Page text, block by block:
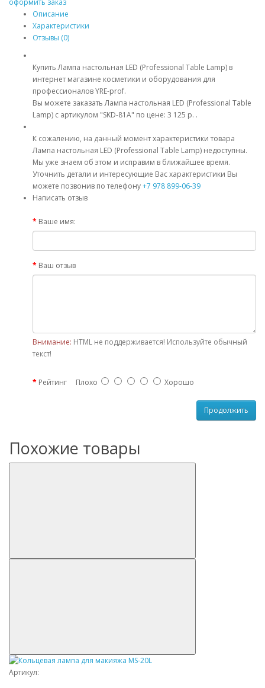
Описание
Характеристики
Отзывы (0)
Купить Лампа настольная LED (Professional Table Lamp) в
интернет магазине косметики и оборудования для
профессионалов YRE-prof.
Вы можете заказать Лампа настольная LED (Professional Table
Lamp) с артикулом "SKD-81A" по цене: 3 125 р. .
К сожалению, на данный момент характеристики товара
Лампа настольная LED (Professional Table Lamp) недоступны.
Мы уже знаем об этом и исправим в ближайшее время.
Уточнить детали и интересующие Вас характеристики Вы
можете позвонив по телефону+7 978 899-06-39
Написать отзыв
Ваше имя:
Ваш отзыв
Внимание: HTML не поддерживается! Используйте обычный
текст!
Рейтинг Плохо Хорошо
Продолжить
Похожие товары
Артикул: